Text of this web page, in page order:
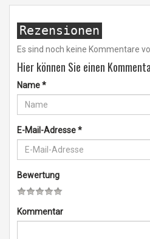
Rezensionen
Es sind noch keine Kommentare
Hier können Sie einen
Name*
E-Mail-Adresse*
Bewertung
Kommentar